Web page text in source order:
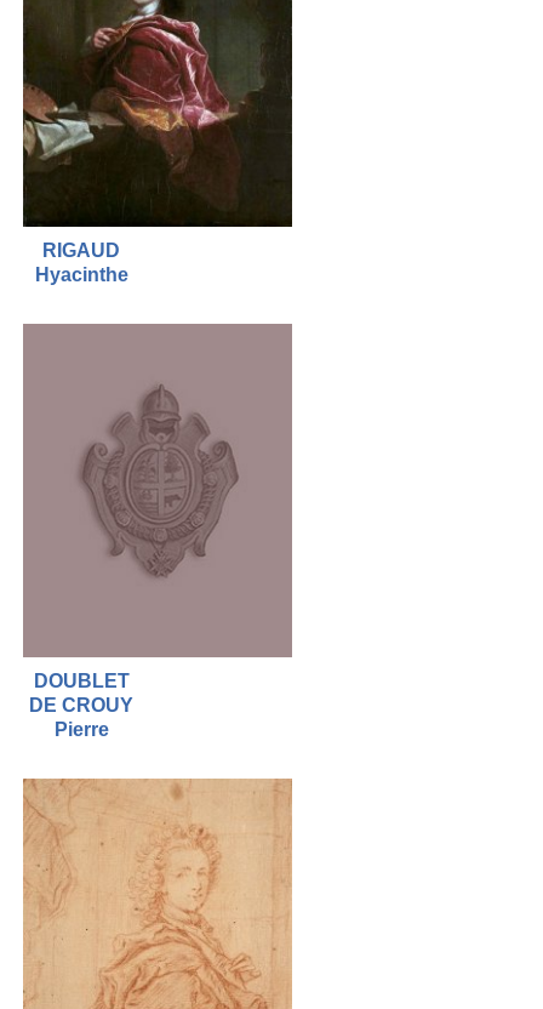
RIGAUD
Hyacinthe
DOUBLET
DE CROUY
Pierre